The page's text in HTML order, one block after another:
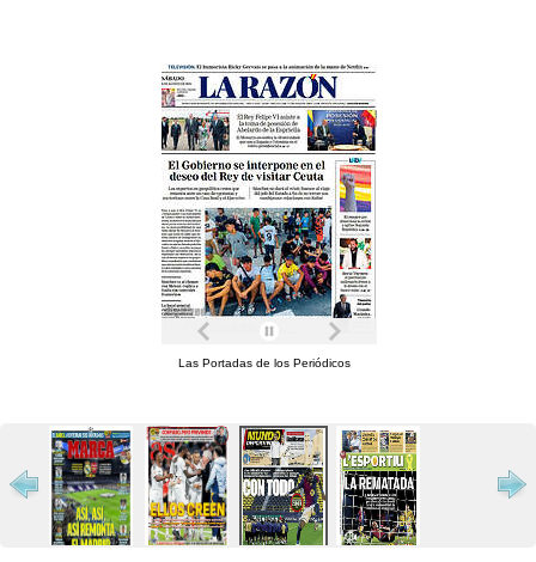
Las Portadas de los Periódicos